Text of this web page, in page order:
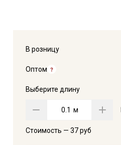
В розницу
Оптом
Выберите длину
м
Стоимость — 37руб